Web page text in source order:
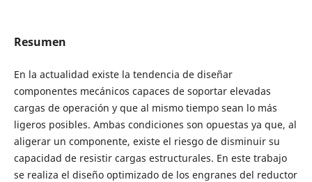
Resumen
En la actualidad existe la tendencia de diseñar
componentes mecánicos capaces de soportar elevadas
cargas de operación y que al mismo tiempo sean lo más
ligeros posibles. Ambas condiciones son opuestas ya que, al
aligerar un componente, existe el riesgo de disminuir su
capacidad de resistir cargas estructurales. En este trabajo
se realiza el diseño optimizado de los engranes del reductor